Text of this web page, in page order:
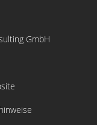
GmbH